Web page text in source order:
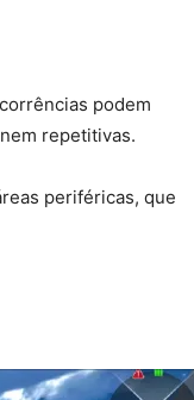
podem
repetitivas.
periféricas, que